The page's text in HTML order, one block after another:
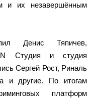
и их незавершённым
Денис Тяпичев,
Студия и студия
Сергей Рост, Риналь
и другие. По итогам
платформ